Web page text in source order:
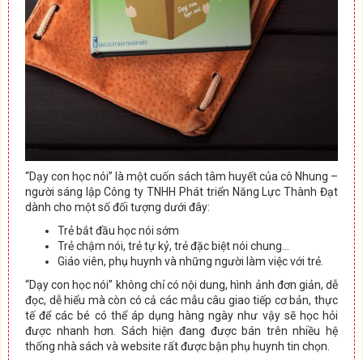
“Dạy con học nói” là một cuốn sách tâm huyết của cô Nhung –
người sáng lập Công ty TNHH Phát triển Năng Lực Thành Đạt
dành cho một số đối tượng dưới đây:
Trẻ bắt đầu học nói sớm
Trẻ chậm nói, trẻ tự kỷ, trẻ đặc biệt nói chung…
Giáo viên, phụ huynh và những người làm việc với trẻ.
“Dạy con học nói” không chỉ có nội dung, hình ảnh đơn giản, dễ
đọc, dễ hiểu mà còn có cả các mẫu câu giao tiếp cơ bản, thực
tế để các bé có thể áp dụng hàng ngày như vậy sẽ học hỏi
được nhanh hơn. Sách hiện đang được bán trên nhiều hệ
thống nhà sách và website rất được bận phụ huynh tin chọn.